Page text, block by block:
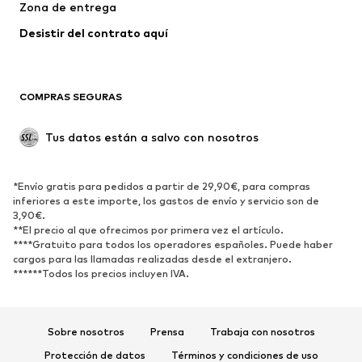
Zona de entrega
Desistir del contrato aquí
COMPRAS SEGURAS
Tus datos están a salvo con nosotros
*Envío gratis para pedidos a partir de 29,90€, para compras
inferiores a este importe, los gastos de envío y servicio son de
3,90€.
**El precio al que ofrecimos por primera vez el artículo.
****Gratuito para todos los operadores españoles. Puede haber
cargos para las llamadas realizadas desde el extranjero.
******Todos los precios incluyen IVA.
Sobre nosotros Prensa
Trabaja con nosotros
Protección de datos
Términos y condiciones de uso